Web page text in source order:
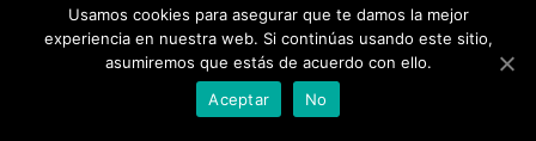
Usamos cookies para asegurar que te damos la mejor
experiencia en nuestra web. Si continúas usando este sitio,
asumiremos que estás de acuerdo con ello.
Aceptar
No
Check Availability(Disponibilidad)